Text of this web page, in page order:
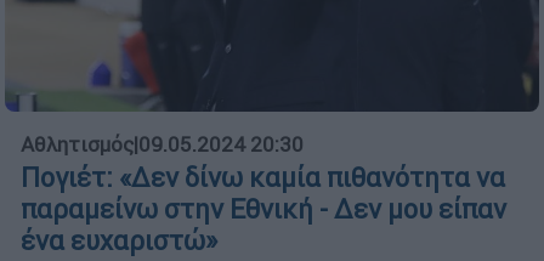
Αθλητισμός|09.05.2024 20:30
Πογιέτ: «Δεν δίνω καμία πιθανότητα να
παραμείνω στην Εθνική - Δεν μου είπαν
ένα ευχαριστώ»